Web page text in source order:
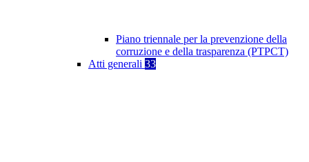
Piano triennale per la prevenzione della
corruzione e della trasparenza (PTPCT)
Atti generali 33